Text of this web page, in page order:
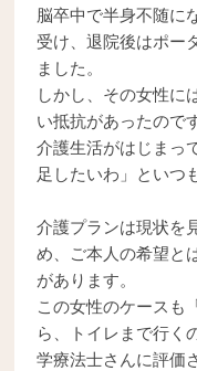
脳卒中で半身不随に
受け、退院後はポー
ました。
しかし、その女性に
い抵抗があったのです
介護生活がはじまっ
足したいわ」といつ
介護プランは現状を
め、ご本人の希望と
があります。
この女性のケースも
ら、トイレまで行く
学療法士さんに評価